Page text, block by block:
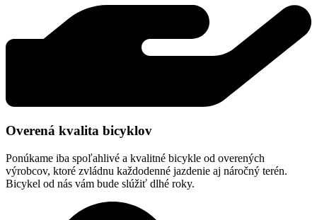
Overená kvalita bicyklov
Ponúkame iba spoľahlivé a kvalitné bicykle od overených
výrobcov, ktoré zvládnu každodenné jazdenie aj náročný terén.
Bicykel od nás vám bude slúžiť dlhé roky.